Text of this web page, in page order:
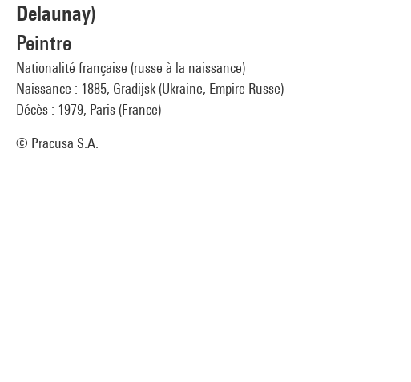
Delaunay)
Peintre
Nationalité française (russe à la naissance)
Naissance : 1885, Gradijsk (Ukraine, Empire Russe)
Décès : 1979, Paris (France)
© Pracusa S.A.